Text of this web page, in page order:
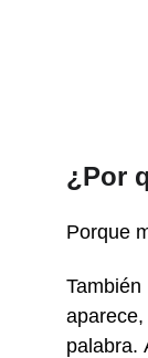
¿Por
Porque
palabra.